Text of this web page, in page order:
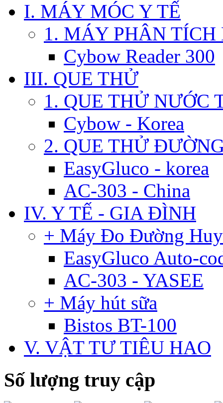
I. MÁY MÓC Y TẾ
1. MÁY PHÂN TÍCH
Cybow Reader 300
III. QUE THỬ
1. QUE THỬ NƯỚC
Cybow - Korea
2. QUE THỬ
EasyGluco - korea
AC-303 - China
IV. Y TẾ - GIA ĐÌNH
+ Máy Đo Đường
EasyGluco Auto-
AC-303 - YASEE
+ Máy hút sữa
Bistos BT-100
V. VẬT TƯ TIÊU HAO
Số lượng truy cập